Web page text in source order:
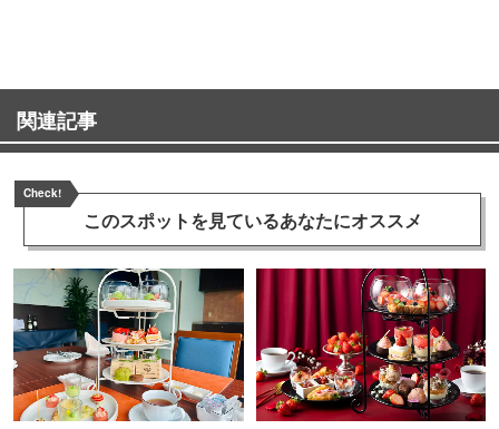
関連記事
Check!
このスポットを見ているあなたにオススメ